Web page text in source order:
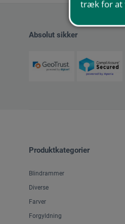
Absolut sikker
Produktkategorier
Blindrammer
Diverse
Farver
Forgyldning